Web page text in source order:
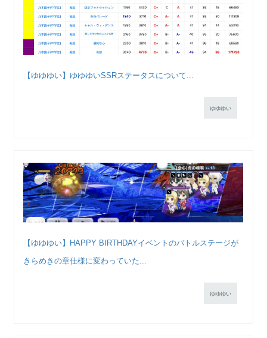
【ゆゆゆい】ゆゆゆいSSRステータスについて...
ゆゆゆい
【ゆゆゆい】HAPPY BIRTHDAYイベントのバトルステージが
きらめきの章仕様に変わっていた...
ゆゆゆい